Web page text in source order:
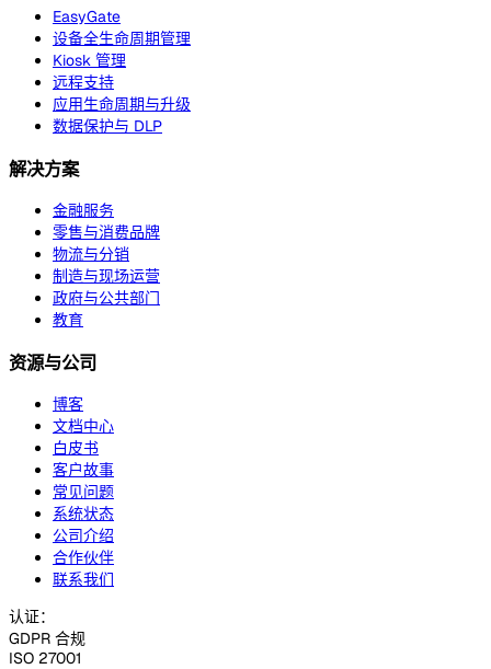
EasyGate
设备全生命周期管理
Kiosk 管理
远程支持
应用生命周期与升级
数据保护与 DLP
解决方案
金融服务
零售与消费品牌
物流与分销
制造与现场运营
政府与公共部门
教育
资源与公司
博客
文档中心
白皮书
客户故事
常见问题
系统状态
公司介绍
合作伙伴
联系我们
认证：
GDPR 合规
ISO 27001